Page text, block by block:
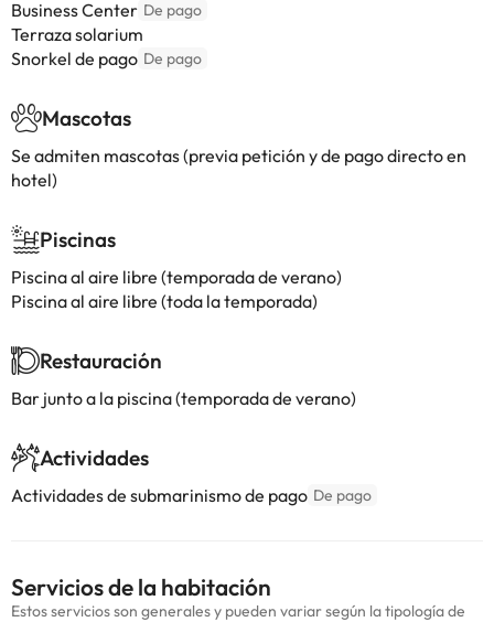
Business Center De pago
Terraza solarium
Snorkel de pago De pago
Mascotas
Se admiten mascotas (previa petición y de pago directo en
hotel)
Piscinas
Piscina al aire libre (temporada de verano)
Piscina al aire libre (toda la temporada)
Restauración
Bar junto a la piscina (temporada de verano)
Actividades
Actividades de submarinismo de pago De pago
Servicios de la habitación
Estos servicios son generales y pueden variar según la tipología de